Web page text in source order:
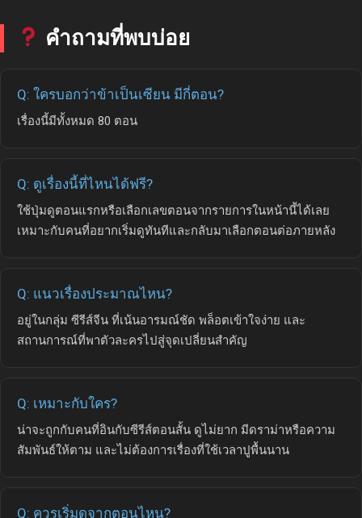
คำถามที่พบบ่อย
Q: ใครบอกว่าข้าเป็นเซียน มีกี่ตอน?
เรื่องนี้มีทั้งหมด 80 ตอน
Q: ดูเรื่องนี้ที่ไหนได้ฟรี?
ใช้ปุ่มดูตอนแรกหรือเลือกเลขตอนจากรายการในหน้านี้ได้เลย
เหมาะกับคนที่อยากเริ่มดูทันทีและกลับมาเลือกตอนต่อภายหลัง
Q: แนวเรื่องประมาณไหน?
อยู่ในกลุ่ม ซีรีส์จีน ที่เน้นอารมณ์ชัด พล็อตเข้าใจง่าย และ
สถานการณ์ที่พาตัวละครไปสู่จุดเปลี่ยนสำคัญ
Q: เหมาะกับใคร?
น่าจะถูกกับคนที่อินกับซีรีส์ตอนสั้น ดูไม่ยาก มีดราม่าหรือความ
สัมพันธ์ให้ตาม และไม่ต้องการเรื่องที่ใช้เวลาปูพื้นนาน
Q: ควรเริ่มดูจากตอนไหน?